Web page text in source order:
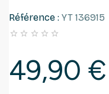
Référence : YT 136915
    
49,90 €